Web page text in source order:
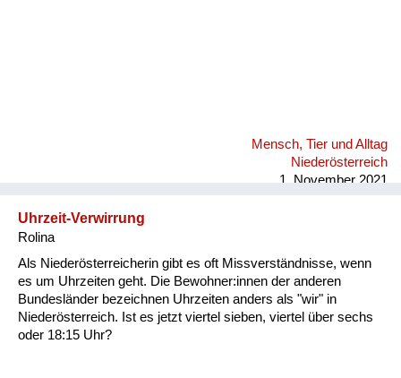
Mensch, Tier und Alltag
Niederösterreich
1. November 2021
Uhrzeit-Verwirrung
Rolina
Als Niederösterreicherin gibt es oft Missverständnisse, wenn
es um Uhrzeiten geht. Die Bewohner:innen der anderen
Bundesländer bezeichnen Uhrzeiten anders als "wir" in
Niederösterreich. Ist es jetzt viertel sieben, viertel über sechs
oder 18:15 Uhr?